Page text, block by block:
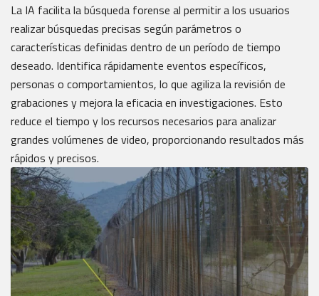
La IA facilita la búsqueda forense al permitir a los usuarios
realizar búsquedas precisas según parámetros o
características definidas dentro de un período de tiempo
deseado. Identifica rápidamente eventos específicos,
personas o comportamientos, lo que agiliza la revisión de
grabaciones y mejora la eficacia en investigaciones. Esto
reduce el tiempo y los recursos necesarios para analizar
grandes volúmenes de video, proporcionando resultados más
rápidos y precisos.